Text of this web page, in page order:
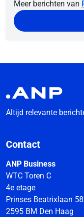
Meer berichten van
Altijd relevante
Contact
ANP Business
WTC Toren C
4e etage
Prinses Beatrixlaan
2595 BM Den Haag